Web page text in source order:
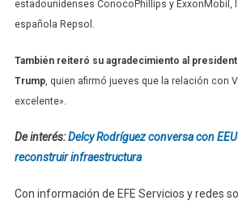
estadounidenses ConocoPhillips y ExxonMobil,
española Repsol.
También reiteró su agradecimiento al
Trump, quien afirmó jueves que la relación con
excelente».
De interés:Delcy Rodríguez conversa con
reconstruir infraestructura
Con información de EFE Servicios y redes